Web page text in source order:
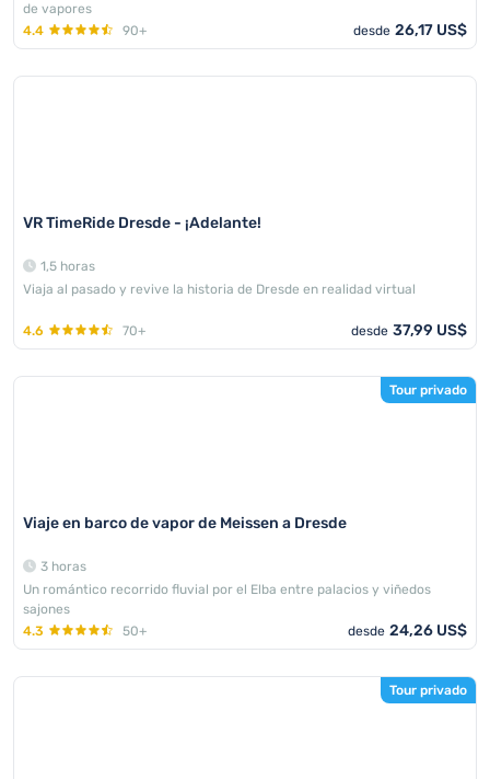
de vapores
4.4
90+ desde 26,17 US$
VR TimeRide Dresde - ¡Adelante!
1,5 horas
Viaja al pasado y revive la historia de Dresde en realidad virtual
4.6 70+ desde 37,99 US$
Tour privado
Viaje en barco de vapor de Meissen a Dresde
3 horas
Un romántico recorrido fluvial por el Elba entre palacios y viñedos
sajones
4.3
50+ desde 24,26 US$
Tour privado